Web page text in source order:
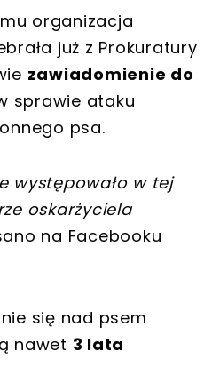
organizacja
już z Prokuratury
zawiadomienie do
sprawie ataku
psa.
występowało w tej
oskarżyciela
na Facebooku
się nad psem
nawet 3 lata